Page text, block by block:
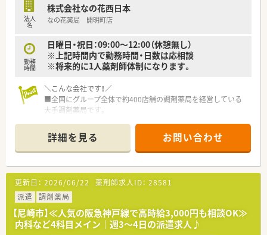
法人
名
株式会社なの花西日本
なの花薬局 開明町店
勤務
時間
日曜日・祝日：09:00～12:00（休憩無し）
※上記時間内で勤務時間・日数は応相談
※将来的に1人薬剤師体制になります。
＼こんな会社です！／
■全国にグループ全体で約400店舗の調剤薬局を経営している
大手調剤薬局です。
■特徴は、“全国展開”でありながら“地域密着”の取り組みを大切
にしている薬局様です。
地域の皆様の役に立ち、必要とされ、信頼され、愛される「地域薬
局」を追求されています。
■薬剤師の方の平均年齢が36歳と経験豊富なベテラン社員が多
い中で、薬局雰囲気を企業として非常に大切にされている調剤薬
局です。
■病院門前2割、クリニック門前/モールが8割のため幅広く勉強
をしたい方にも、地域の方やドクターとしっかりコミュニケーシ
ョンを取りたい方にもおすすめです。
詳細を見る お問い合わせ
更新日： 2026/06/22 薬剤師求人ID： 28581
派遣
調剤薬局
【尼崎市】≪人気の阪急神戸線で高時給3,000円も相談OK≫
内科など4科目メイン｜週3～4日の派遣求人♪